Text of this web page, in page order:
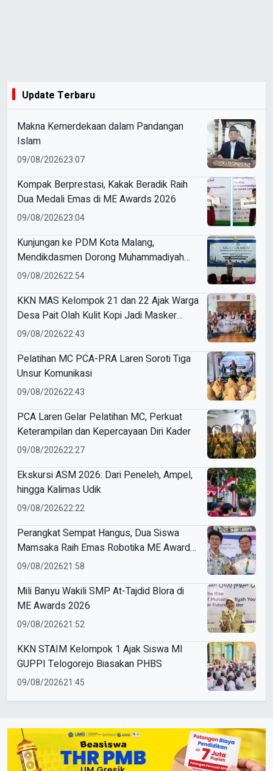
Update Terbaru
Makna Kemerdekaan dalam Pandangan
Islam
09/08/202623:07
Kompak Berprestasi, Kakak Beradik Raih
Dua Medali Emas di ME Awards 2026
09/08/202623:04
Kunjungan ke PDM Kota Malang,
Mendikdasmen Dorong Muhammadiyah
Perkuat Mutu dan Kemandirian Pendidikan
09/08/202622:54
KKN MAS Kelompok 21 dan 22 Ajak Warga
Desa Pait Olah Kulit Kopi Jadi Masker
Wajah
09/08/202622:43
Pelatihan MC PCA-PRA Laren Soroti Tiga
Unsur Komunikasi
09/08/202622:43
PCA Laren Gelar Pelatihan MC, Perkuat
Keterampilan dan Kepercayaan Diri Kader
09/08/202622:27
Ekskursi ASM 2026: Dari Peneleh, Ampel,
hingga Kalimas Udik
09/08/202622:22
Perangkat Sempat Hangus, Dua Siswa
Mamsaka Raih Emas Robotika ME Awards
2026
09/08/202621:58
Mili Banyu Wakili SMP At-Tajdid Blora di
ME Awards 2026
09/08/202621:52
KKN STAIM Kelompok 1 Ajak Siswa MI
GUPPI Telogorejo Biasakan PHBS
09/08/202621:45